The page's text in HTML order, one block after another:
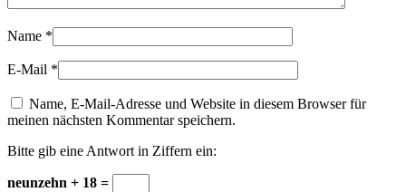
Name *
E-Mail *
Name, E-Mail-Adresse und Website in diesem Browser für
meinen nächsten Kommentar speichern.
Bitte gib eine Antwort in Ziffern ein:
neunzehn + 18 =